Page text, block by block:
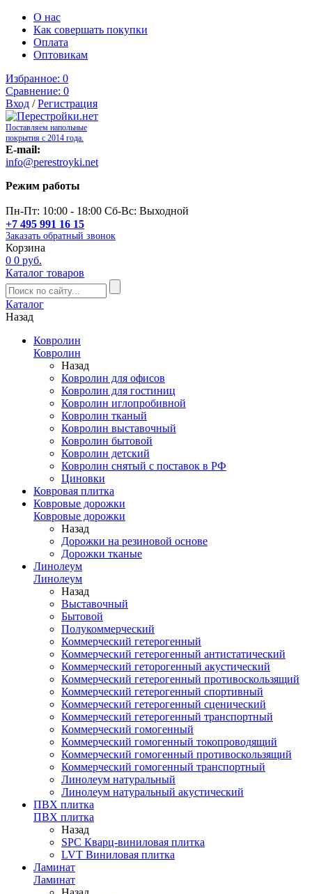
О нас
Как совершать покупки
Оплата
Оптовикам
Избранное: 0
Сравнение: 0
Вход /Регистрация
Поставляем напольные
покрытия с 2014 года.
E-mail:
info@perestroyki.net
Режим работы
Пн-Пт: 10:00 - 18:00 Сб-Вс: Выходной
+7 495 991 16 15
Заказать обратный звонок
Корзина
0 0 руб.
Каталог товаров
Каталог
Назад
Ковролин
Ковролин
Назад
Ковролин для офисов
Ковролин для гостиниц
Ковролин иглопробивной
Ковролин тканый
Ковролин выставочный
Ковролин бытовой
Ковролин детский
Ковролин снятый с поставок в РФ
Циновки
Ковровая плитка
Ковровые дорожки
Ковровые дорожки
Назад
Дорожки на резиновой основе
Дорожки тканые
Линолеум
Линолеум
Назад
Выставочный
Бытовой
Полукоммерческий
Коммерческий гетерогенный
Коммерческий гетерогенный антистатический
Коммерческий геторогенный акустический
Коммерческий гетерогенный противоскользящий
Коммерческий гетерогенный спортивный
Коммерческий гетерогенный сценический
Коммерческий гетерогенный транспортный
Коммерческий гомогенный
Коммерческий гомогенный токопроводящий
Коммерческий гомогенный противоскользящий
Коммерческий гомогенный транспортный
Линолеум натуральный
Линолеум натуральный акустический
ПВХ плитка
ПВХ плитка
Назад
SPC Кварц-виниловая плитка
LVT Виниловая плитка
Ламинат
Ламинат